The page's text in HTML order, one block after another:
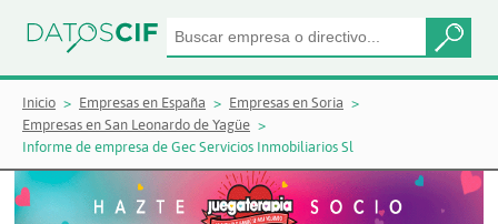
Inicio Empresas en España
Empresas en Soria
Empresas en San Leonardo de Yagüe
Informe de empresa de Gec Servicios Inmobiliarios Sl